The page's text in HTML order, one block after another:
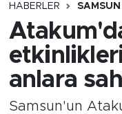
HABERLER
anlara
Samsun'un
Son Dakika
Haber Arşivi